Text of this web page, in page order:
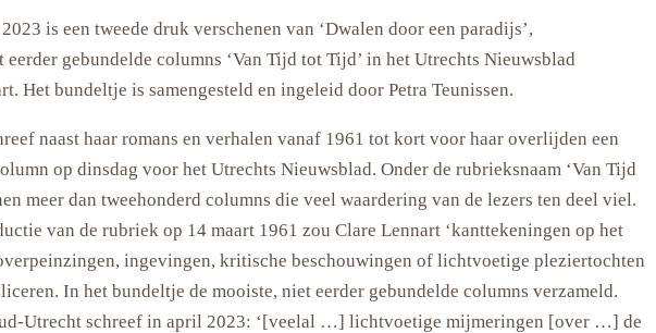
is een tweede druk verschenen van ‘Dwalen door een paradijs’,
eerder gebundelde columns ‘Van Tijd tot Tijd’ in het Utrechts Nieuwsblad
Het bundeltje is samengesteld en ingeleid door Petra Teunissen.
naast haar romans en verhalen vanaf 1961 tot kort voor haar overlijden een
op dinsdag voor het Utrechts Nieuwsblad. Onder de rubrieksnaam ‘Van Tijd
meer dan tweehonderd columns die veel waardering van de lezers ten deel viel.
van de rubriek op 14 maart 1961 zou Clare Lennart ‘kanttekeningen op het
ingevingen, kritische beschouwingen of lichtvoetige pleziertochten
In het bundeltje de mooiste, niet eerder gebundelde columns verzameld.
Utrecht schreef in april 2023: ‘[veelal …] lichtvoetige mijmeringen [over …] de